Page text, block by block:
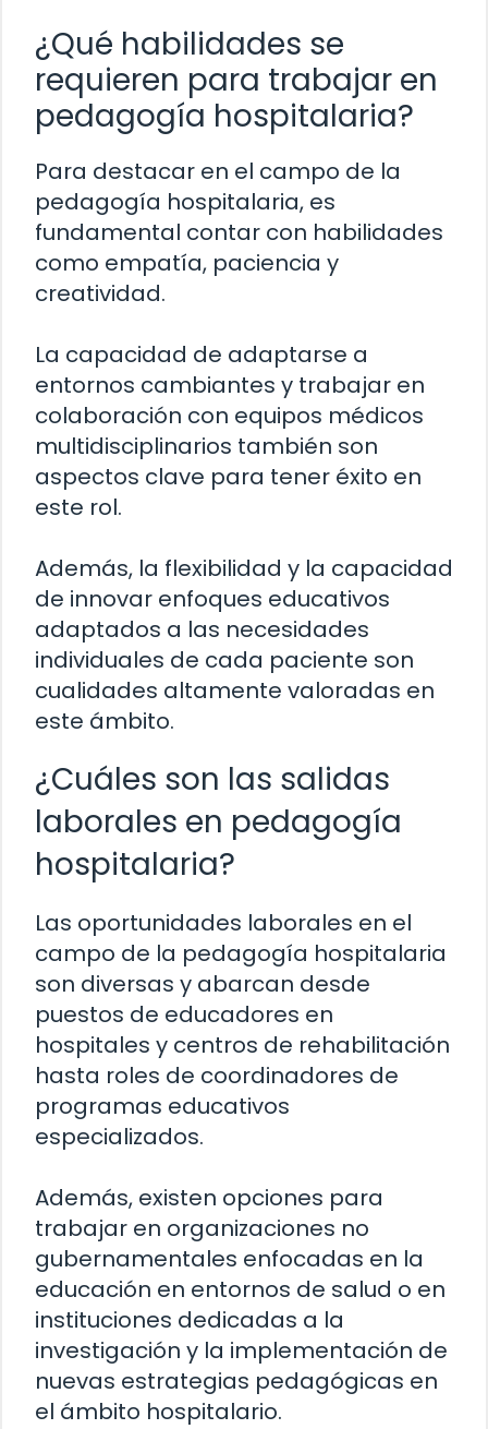
¿Qué habilidades se
requieren para trabajar en
pedagogía hospitalaria?
Para destacar en el campo de la
pedagogía hospitalaria, es
fundamental contar con habilidades
como empatía, paciencia y
creatividad.
La capacidad de adaptarse a
entornos cambiantes y trabajar en
colaboración con equipos médicos
multidisciplinarios también son
aspectos clave para tener éxito en
este rol.
Además, la flexibilidad y la capacidad
de innovar enfoques educativos
adaptados a las necesidades
individuales de cada paciente son
cualidades altamente valoradas en
este ámbito.
¿Cuáles son las salidas
laborales en pedagogía
hospitalaria?
Las oportunidades laborales en el
campo de la pedagogía hospitalaria
son diversas y abarcan desde
puestos de educadores en
hospitales y centros de rehabilitación
hasta roles de coordinadores de
programas educativos
especializados.
Además, existen opciones para
trabajar en organizaciones no
gubernamentales enfocadas en la
educación en entornos de salud o en
instituciones dedicadas a la
investigación y la implementación de
nuevas estrategias pedagógicas en
el ámbito hospitalario.